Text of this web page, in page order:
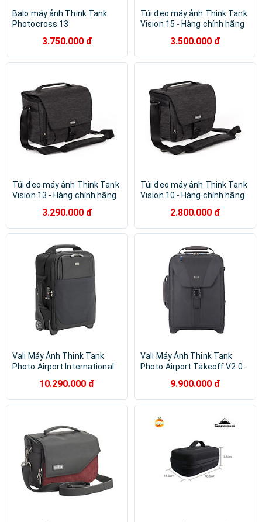
Balo máy ảnh Think Tank
Photocross 13
3.750.000 đ
Túi đeo máy ảnh Think Tank
Vision 15 - Hàng chính hãng
3.500.000 đ
Túi đeo máy ảnh Think Tank
Vision 13 - Hàng chính hãng
3.290.000 đ
Túi đeo máy ảnh Think Tank
Vision 10 - Hàng chính hãng
2.800.000 đ
Vali Máy Ảnh Think Tank
Photo Airport International
10.290.000 đ
Vali Máy Ảnh Think Tank
Photo Airport Takeoff V2.0 -
9.900.000 đ